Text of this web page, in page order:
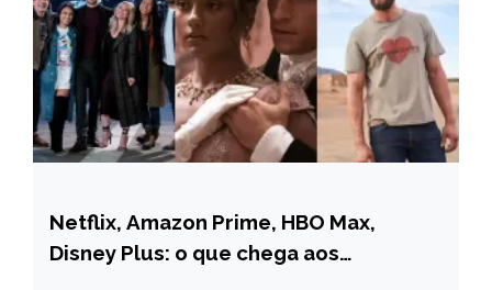
ENTRETENIMENTO
Netflix, Amazon Prime, HBO Max,
Disney Plus: o que chega aos